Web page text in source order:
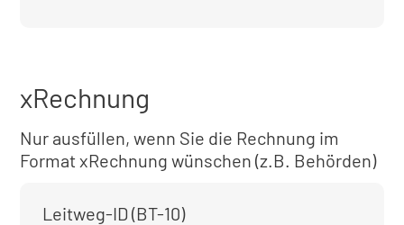
xRechnung
Nur ausfüllen, wenn Sie die Rechnung im
Format xRechnung wünschen (z.B. Behörden)
Leitweg-ID (BT-10)